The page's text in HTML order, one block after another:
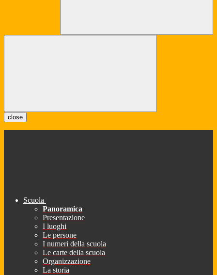
close
Scuola
Panoramica
Presentazione
I luoghi
Le persone
I numeri della scuola
Le carte della scuola
Organizzazione
La storia